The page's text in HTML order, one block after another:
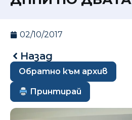
02/10/2017
Назад
Обратно към архив
Принтирай